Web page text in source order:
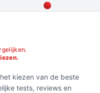
kiezen van de beste
tests, reviews en